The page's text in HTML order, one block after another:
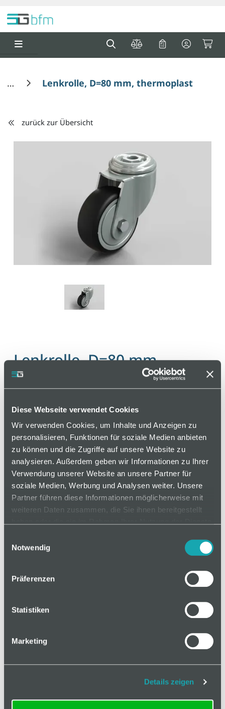
Diese Webseite verwendet Cookies
Wir verwenden Cookies, um Inhalte und Anzeigen zu
personalisieren, Funktionen für soziale Medien anbieten
zu können und die Zugriffe auf unsere Website zu
analysieren. Außerdem geben wir Informationen zu Ihrer
Verwendung unserer Website an unsere Partner für
soziale Medien, Werbung und Analysen weiter. Unsere
Partner führen diese Informationen möglicherweise mit
weiteren Daten zusammen, die Sie ihnen bereitgestellt
Notwendig
Präferenzen
Statistiken
Marketing
Details zeigen
Lenkrolle, D=80 mm, thermoplastischer
zurück zur Übersicht
Lenkrolle, D=80 mm,
thermoplastischer Gummi
Artikelnummer 110000479 / Alte Materialnummer:
Die Rollen haben sehr gute Laufeigenschaften und
sind besonders für ESD-gefährdete Bereiche
geeignet.
auf Anfrage
Mindestbestellmenge: 1
In den Warenkorb
Technische Spezifikation
Hinweis